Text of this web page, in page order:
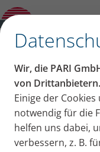
Wir, die PARI
von Drittanbietern.
Einige der
notwendig für die
helfen uns dabei,
verbessern, z. B.
verbessern:
Was
Tipps
Inhalt auf dieser
Warum Hilfe
Inhalte &
Husten bei